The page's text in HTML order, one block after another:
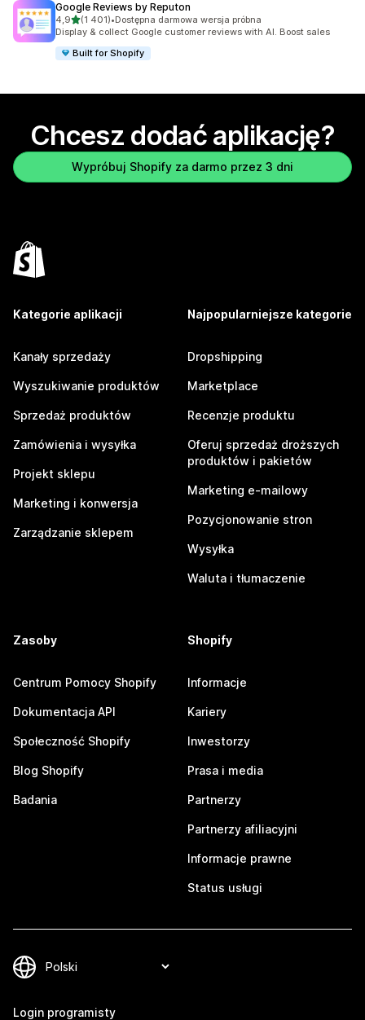
Google Reviews by Reputon
4,9na 5 gwiazdek
(1 401)
Łączna liczba recenzji: 1401
•Dostępna darmowa wersja próbna
Display & collect Google customer reviews with AI. Boost sales
Built for Shopify
Chcesz dodać aplikację?
Wypróbuj Shopify za darmo przez 3 dni
Kategorie aplikacji
Kanały sprzedaży
Wyszukiwanie produktów
Sprzedaż produktów
Zamówienia i wysyłka
Projekt sklepu
Marketing i konwersja
Zarządzanie sklepem
Najpopularniejsze kategorie
Dropshipping
Marketplace
Recenzje produktu
Oferuj sprzedaż droższych
produktów i pakietów
Marketing e-mailowy
Pozycjonowanie stron
Wysyłka
Waluta i tłumaczenie
Zasoby
Centrum Pomocy Shopify
Dokumentacja API
Społeczność Shopify
Blog Shopify
Badania
Shopify
Informacje
Kariery
Inwestorzy
Prasa i media
Partnerzy
Partnerzy afiliacyjni
Informacje prawne
Status usługi
Login programisty